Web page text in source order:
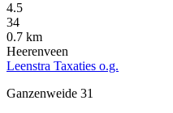
4.5
34
0.7 km
Heerenveen
Leenstra Taxaties o.g.
Ganzenweide 31